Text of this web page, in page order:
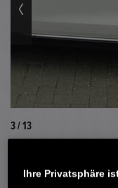
3 / 13
Außenfarbe
Ihre Privatsphäre